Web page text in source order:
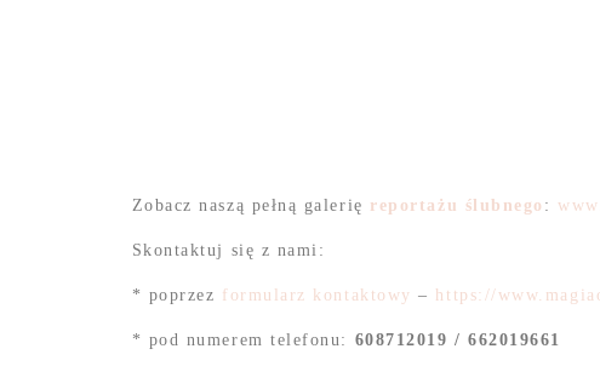
Zobacz naszą pełną galerię reportażu ślubnego :
Skontaktuj się z nami:
* poprzez formularz kontaktowy– https://
* pod numerem telefonu: 608712019 / 662019661